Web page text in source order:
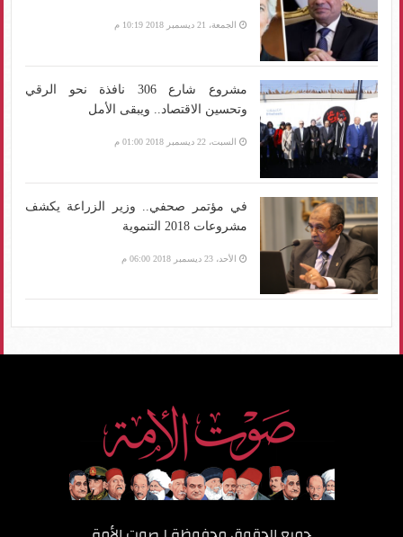
الجمعة، 21 ديسمبر 2018 10:19 م
مشروع شارع 306 نافذة نحو الرقي
وتحسين الاقتصاد.. ويبقى الأمل
السبت، 22 ديسمبر 2018 01:00 م
في مؤتمر صحفي.. وزير الزراعة يكشف
مشروعات 2018 التنموية
الأحد، 23 ديسمبر 2018 06:00 م